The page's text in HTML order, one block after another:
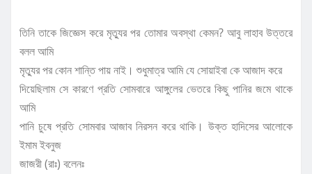
তিনি তাকে জিজ্ঞেস করে মৃত্যুর পর তোমার অবস্থা কেমন? আবু লাহাব উত্তরে
বলল আমি
মৃত্যুর পর কোন শান্তি পায় নাই। শুধুমাত্র আমি যে সোয়াইবা কে আজাদ করে
দিয়েছিলাম সে কারণে প্রতি সোমবারে আঙ্গুলের ভেতরে কিছু পানির জমে থাকে
আমি
পানি চুষে প্রতি সোমবার আজাব নিরসন করে থাকি। উক্ত হাদিসের আলোকে
ইমাম ইবনুজ
জাজরী (রাঃ) বলেনঃ